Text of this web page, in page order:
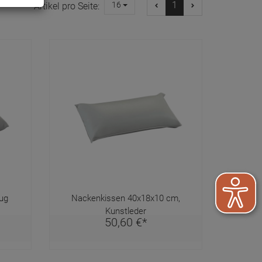
Artikel pro Seite: 16 1
Nackenkissen 40x18x10 cm,
Kunstleder
50,60 €*